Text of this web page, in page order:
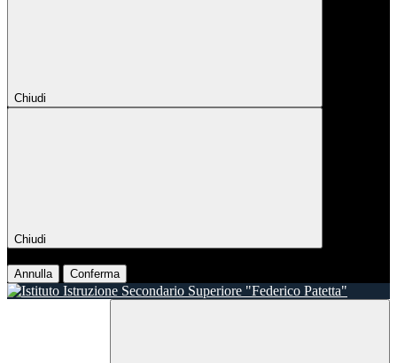
Chiudi
Chiudi
Annulla Conferma